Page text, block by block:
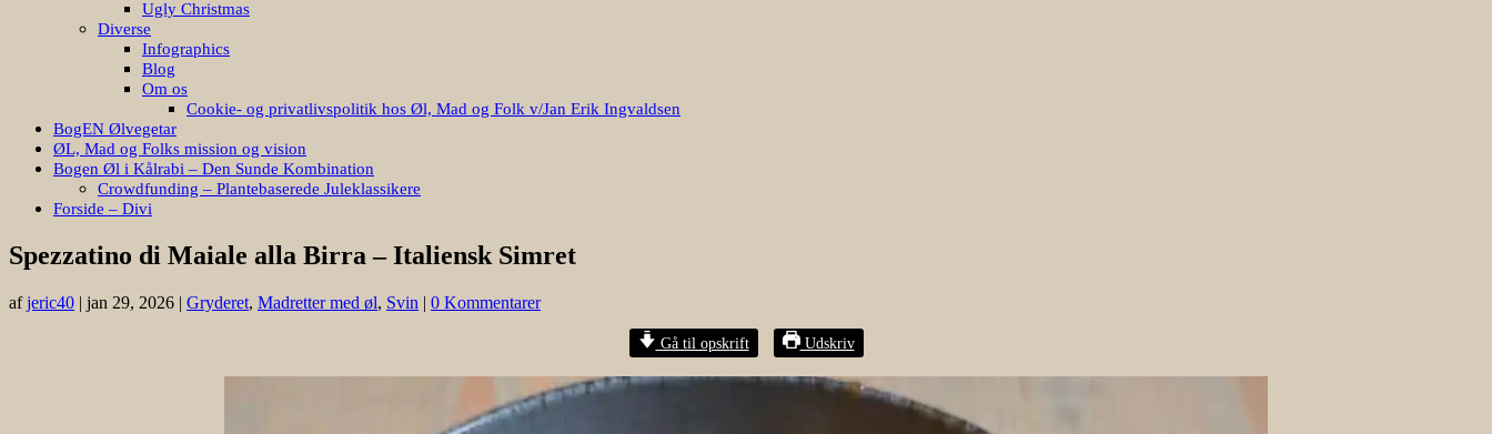
Ugly Christmas
Diverse
Infographics
Blog
Om os
Cookie- og privatlivspolitik hos Øl, Mad og Folk v/Jan Erik Ingvaldsen
BogEN Ølvegetar
ØL, Mad og Folks mission og vision
Bogen Øl i Kålrabi – Den Sunde Kombination
Crowdfunding – Plantebaserede Juleklassikere
Forside – Divi
Spezzatino di Maiale alla Birra – Italiensk Simret
afjeric40 | jan 29, 2026 | Gryderet, Madretter med øl, Svin | 0 Kommentarer
Gå til opskrift Udskriv